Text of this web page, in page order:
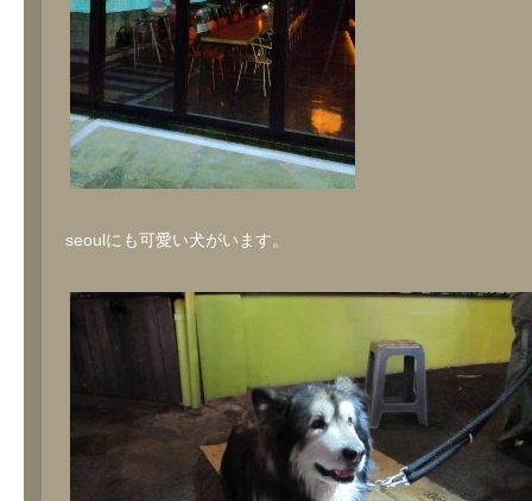
seoulにも可愛い犬がいます。